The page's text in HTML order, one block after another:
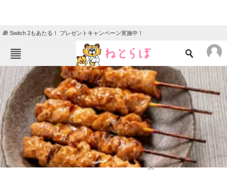
🎁 Switch 2もあたる！ プレゼントキャンペーン実施中！
ねとらぼメニュー
TOP ニュース
エンタメ クイズ
グルメ 地域
住まい 教育・育児
動物 リサーチ